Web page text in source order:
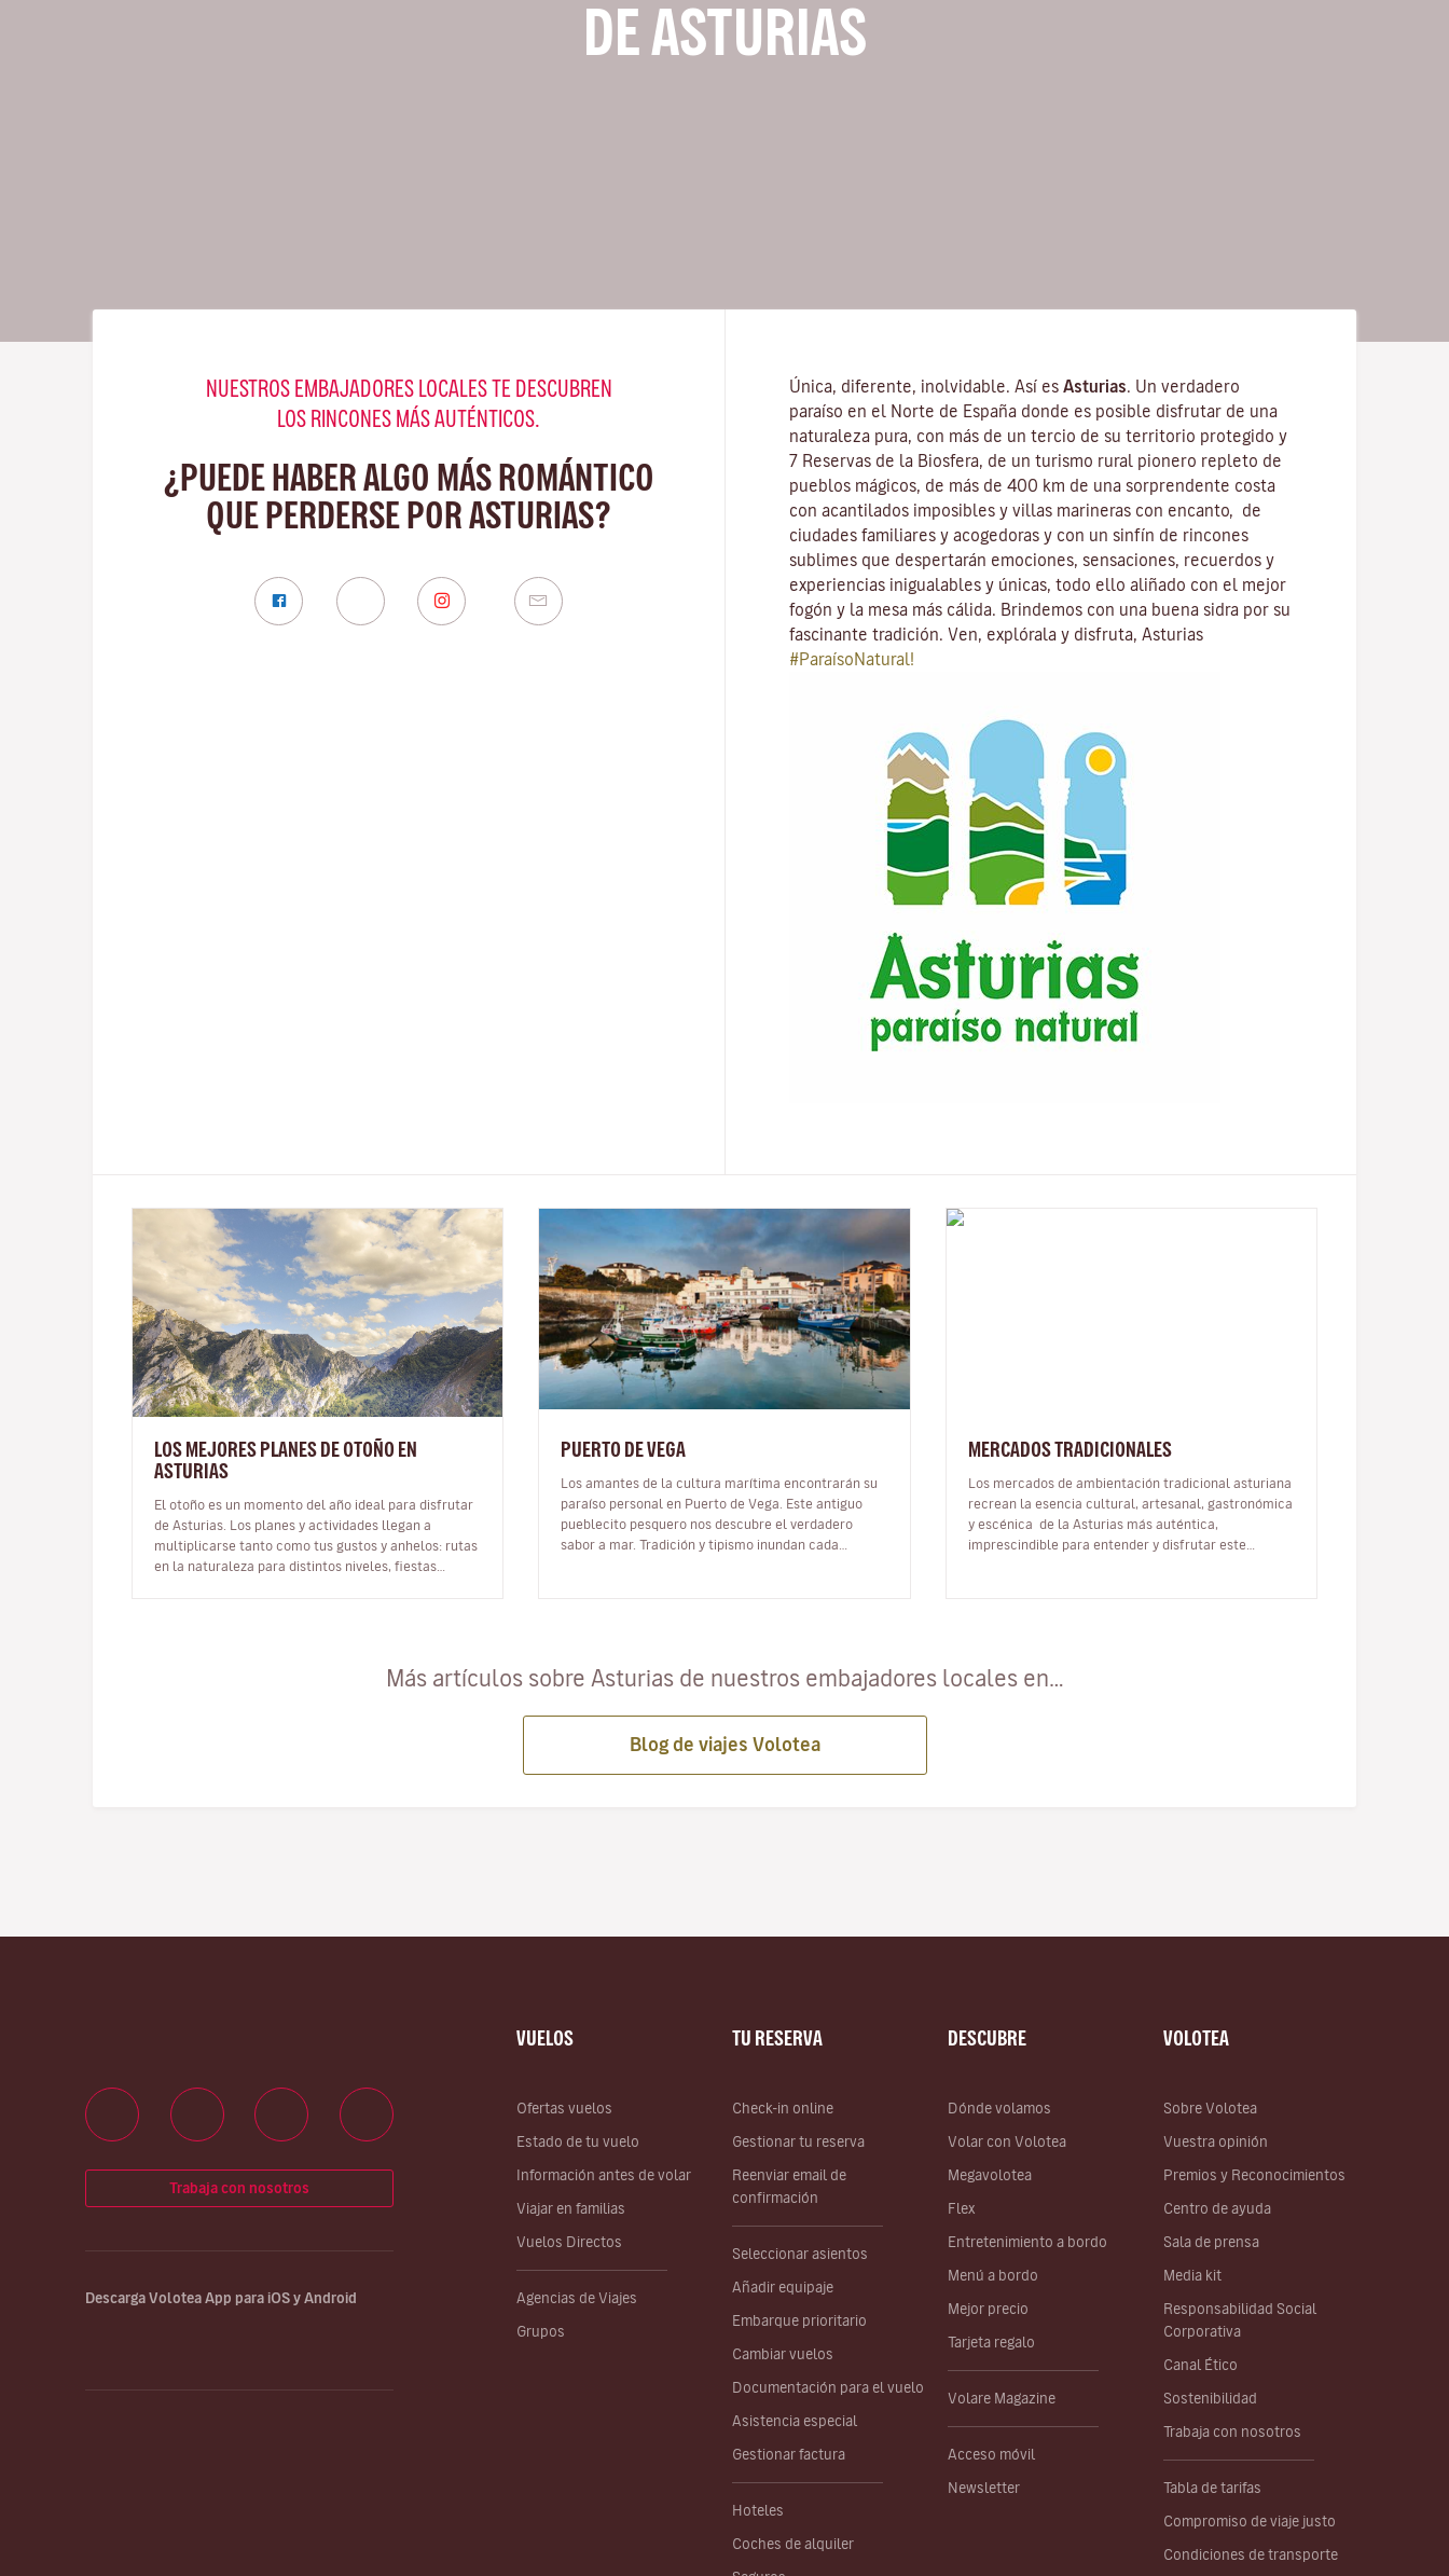
DE ASTURIAS
NUESTROS EMBAJADORES LOCALES TE DESCUBREN
LOS RINCONES MÁS AUTÉNTICOS.
¿PUEDE HABER ALGO MÁS ROMÁNTICO
QUE PERDERSE POR ASTURIAS?
Única, diferente, inolvidable. Así es Asturias . Un verdadero
paraíso en el Norte de España donde es posible disfrutar de una
naturaleza pura, con más de un tercio de su territorio protegido y
7 Reservas de la Biosfera, de un turismo rural pionero repleto de
pueblos mágicos, de más de 400 km de una sorprendente costa
con acantilados imposibles y villas marineras con encanto, de
ciudades familiares y acogedoras y con un sinfín de rincones
sublimes que despertarán emociones, sensaciones, recuerdos y
experiencias inigualables y únicas, todo ello aliñado con el mejor
fogón y la mesa más cálida. Brindemos con una buena sidra por su
fascinante tradición. Ven, explórala y disfruta, Asturias
#ParaísoNatural!
LOS MEJORES PLANES DE OTOÑO EN
ASTURIAS
El otoño es un momento del año ideal para disfrutar
de Asturias. Los planes y actividades llegan a
multiplicarse tanto como tus gustos y anhelos: rutas
en la naturaleza para distintos niveles, fiestas
PUERTO DE VEGA
Los amantes de la cultura marítima encontrarán su
paraíso personal en Puerto de Vega. Este antiguo
pueblecito pesquero nos descubre el verdadero
sabor a mar. Tradición y tipismo inundan cada
MERCADOS TRADICIONALES
Los mercados de ambientación tradicional asturiana
recrean la esencia cultural, artesanal, gastronómica
y escénica de la Asturias más auténtica,
imprescindible para entender y disfrutar este
Más artículos sobre Asturias de nuestros embajadores locales en…
Blog de viajes Volotea
VUELOS
Ofertas vuelos
Estado de tu vuelo
Información antes de volar
Viajar en familias
Vuelos Directos
Agencias de Viajes
Grupos
TU RESERVA
Check-in online
Gestionar tu reserva
Reenviar email de
confirmación
Seleccionar asientos
Añadir equipaje
Embarque prioritario
Cambiar vuelos
Documentación para el vuelo
Asistencia especial
Gestionar factura
Hoteles
Coches de alquiler
DESCUBRE
Dónde volamos
Volar con Volotea
Megavolotea
Flex
Entretenimiento a bordo
Menú a bordo
Mejor precio
Tarjeta regalo
Volare Magazine
Acceso móvil
Newsletter
VOLOTEA
Sobre Volotea
Vuestra opinión
Premios y Reconocimientos
Centro de ayuda
Sala de prensa
Media kit
Responsabilidad Social
Corporativa
Canal Ético
Sostenibilidad
Trabaja con nosotros
Tabla de tarifas
Compromiso de viaje justo
Condiciones de transporte
Trabaja con nosotros
Descarga Volotea App para iOS y Android